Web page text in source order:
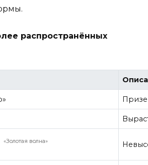
распространённых
«Золотая волна»